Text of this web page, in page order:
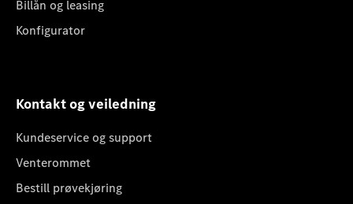
Billån og leasing
Konfigurator
Kontakt og veiledning
Kundeservice og support
Venterommet
Bestill prøvekjøring